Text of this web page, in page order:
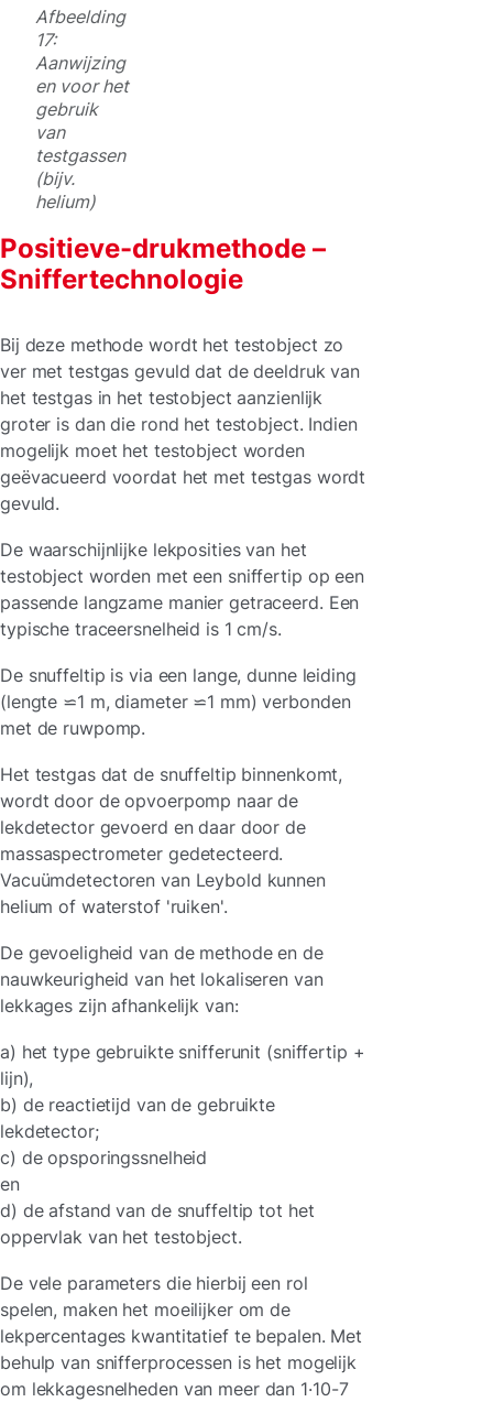
Afbeelding
17:
Aanwijzing
en voor het
gebruik
van
testgassen
(bijv.
helium)
Positieve-drukmethode –
Sniffertechnologie
Bij deze methode wordt het testobject zo
ver met testgas gevuld dat de deeldruk van
het testgas in het testobject aanzienlijk
groter is dan die rond het testobject. Indien
mogelijk moet het testobject worden
geëvacueerd voordat het met testgas wordt
gevuld.
De waarschijnlijke lekposities van het
testobject worden met een sniffertip op een
passende langzame manier getraceerd. Een
typische traceersnelheid is 1 cm/s.
De snuffeltip is via een lange, dunne leiding
(lengte ⋍1 m, diameter ⋍1 mm) verbonden
met de ruwpomp.
Het testgas dat de snuffeltip binnenkomt,
wordt door de opvoerpomp naar de
lekdetector gevoerd en daar door de
massaspectrometer gedetecteerd.
Vacuümdetectoren van Leybold kunnen
helium of waterstof 'ruiken'.
De gevoeligheid van de methode en de
nauwkeurigheid van het lokaliseren van
lekkages zijn afhankelijk van:
a) het type gebruikte snifferunit (sniffertip +
lijn),
b) de reactietijd van de gebruikte
lekdetector;
c) de opsporingssnelheid
en
d) de afstand van de snuffeltip tot het
oppervlak van het testobject.
De vele parameters die hierbij een rol
spelen, maken het moeilijker om de
lekpercentages kwantitatief te bepalen. Met
behulp van snifferprocessen is het mogelijk
om lekkagesnelheden van meer dan 1·10-7